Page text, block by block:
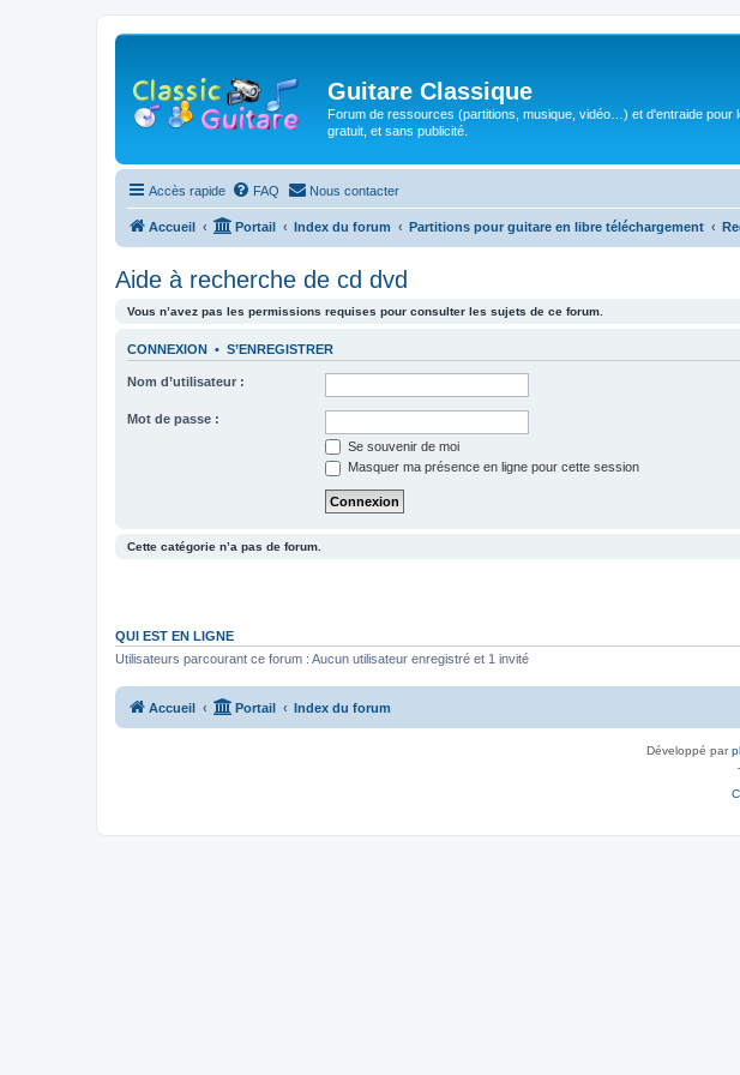
Guitare Classique
Forum de ressources (partitions, musique, vidéo…) et d'entraide pour
gratuit, et sans publicité.
Accès rapide FAQ Nous contacter
Accueil Portail Index du forum Partitions pour guitare en libre téléchargement
Aide à recherche de cd dvd
Vous n’avez pas les permissions requises pour consulter les sujets de ce forum.
CONNEXION • S’ENREGISTRER
Nom d’utilisateur :
Mot de passe :
Se souvenir de moi
Masquer ma présence en ligne pour cette session
Cette catégorie n’a pas de forum.
QUI EST EN LIGNE
Utilisateurs parcourant ce forum : Aucun utilisateur enregistré et 1 invité
Accueil Portail Index du forum
Développé par